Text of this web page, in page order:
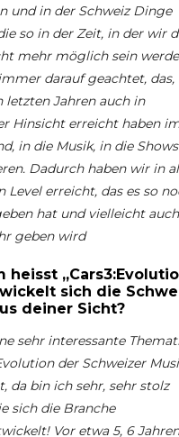
und in der Schweiz Dinge
so in der Zeit, in der wir
mehr möglich sein
darauf geachtet, das,
letzten Jahren auch in
Hinsicht erreicht haben
in die Musik, in die
Dadurch haben wir in
Level erreicht, das es so
hat und vielleicht auch
geben wird
heisst
sich die
deiner Sicht?
sehr interessante
der Schweizer
da bin ich sehr, sehr stolz
sich die Branche
Vor etwa 5, 6